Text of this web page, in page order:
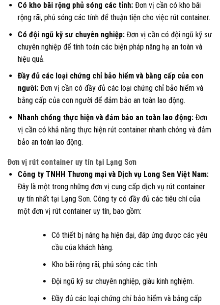
Có kho bãi rộng phủ sóng các tỉnh:Đơn vị cần có kho bãi
rộng rãi, phủ sóng các tỉnh để thuận tiện cho việc rút container.
Có đội ngũ kỹ sư chuyên nghiệp:Đơn vị cần có đội ngũ kỹ sư
chuyên nghiệp để tính toán các biện pháp nâng hạ an toàn và
hiệu quả.
Đầy đủ các loại chứng chỉ bảo hiểm và bằng cấp của con
người:Đơn vị cần có đầy đủ các loại chứng chỉ bảo hiểm và
bằng cấp của con người để đảm bảo an toàn lao động.
Nhanh chóng thực hiện và đảm bảo an toàn lao động:Đơn
vị cần có khả năng thực hiện rút container nhanh chóng và đảm
bảo an toàn lao động.
Đơn vị rút container uy tín tại Lạng Sơn
Công ty TNHH Thương mại và Dịch vụ Long Sen Việt Nam:
Đây là một trong những đơn vị cung cấp dịch vụ rút container
uy tín nhất tại Lạng Sơn. Công ty có đầy đủ các tiêu chí của
một đơn vị rút container uy tín, bao gồm:
Có thiết bị nâng hạ hiện đại, đáp ứng được các yêu
cầu của khách hàng.
Kho bãi rộng rãi, phủ sóng các tỉnh.
Đội ngũ kỹ sư chuyên nghiệp, giàu kinh nghiệm.
Đầy đủ các loại chứng chỉ bảo hiểm và bằng cấp